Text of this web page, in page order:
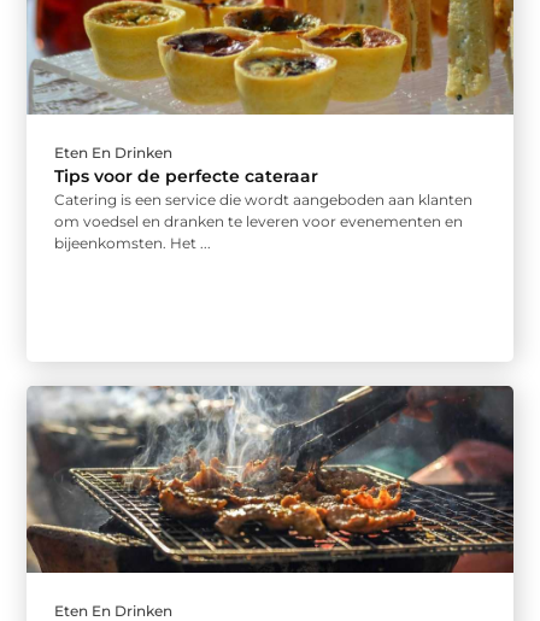
Eten En Drinken
Tips voor de perfecte cateraar
Catering is een service die wordt aangeboden aan klanten
om voedsel en dranken te leveren voor evenementen en
bijeenkomsten. Het ...
Eten En Drinken